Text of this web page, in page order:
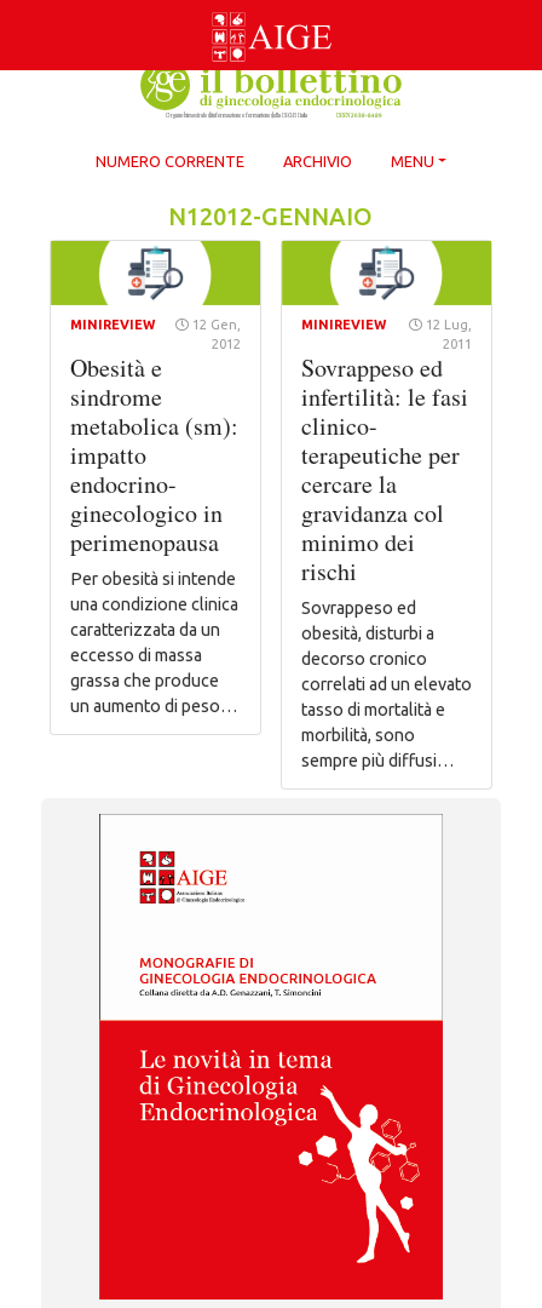
NUMERO CORRENTE ARCHIVIO MENU
N12012-GENNAIO
MINIREVIEW
12 Gen,
2012
Obesità e
sindrome
metabolica (sm):
impatto
endocrino-
ginecologico in
perimenopausa
Per obesità si intende
una condizione clinica
caratterizzata da un
eccesso di massa
grassa che produce
un aumento di peso…
MINIREVIEW
12 Lug,
2011
Sovrappeso ed
infertilità: le fasi
clinico-
terapeutiche per
cercare la
gravidanza col
minimo dei
rischi
Sovrappeso ed
obesità, disturbi a
decorso cronico
correlati ad un elevato
tasso di mortalità e
morbilità, sono
sempre più diffusi…